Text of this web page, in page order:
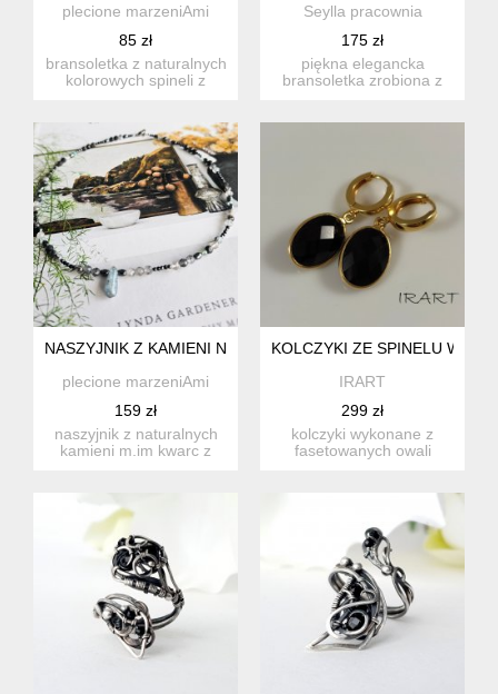
plecione marzeniAmi
85 zł
bransoletka z naturalnych
kolorowych spineli z
Seylla pracownia
175 zł
piękna elegancka
bransoletka zrobiona z
NASZYJNIK Z KAMIENI NATURALNYCH
plecione marzeniAmi
159 zł
naszyjnik z naturalnych
kamieni m.im kwarc z
KOLCZYKI ZE SPINELU W
IRART
299 zł
kolczyki wykonane z
fasetowanych owali